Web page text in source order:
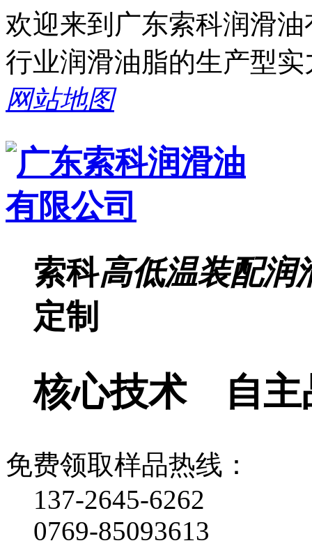
欢迎来到广东索科润滑
行业润滑油脂的生产型
网站地图
索科高低温装配润
定制
核心技术 自
免费领取样品热线：
137-2645-6262
0769-85093613